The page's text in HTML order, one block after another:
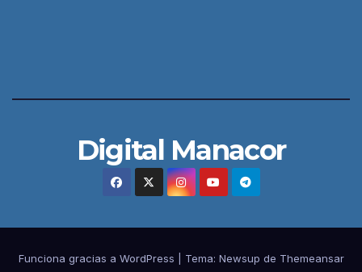
Digital Manacor
Funciona gracias a WordPress Tema: Newsup de Themeansar